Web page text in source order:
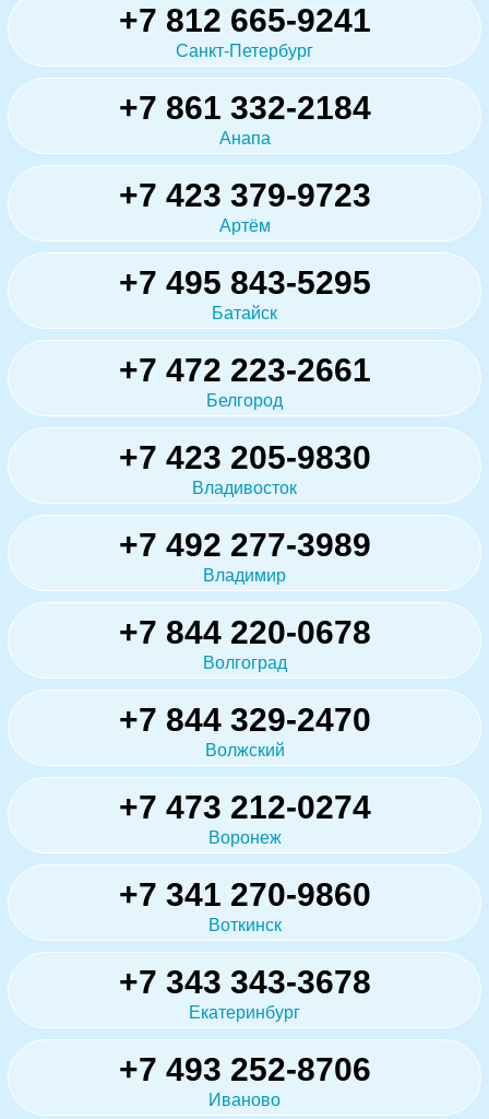
+7 812 665-9241
Санкт-Петербург
+7 861 332-2184
Анапа
+7 423 379-9723
Артём
+7 495 843-5295
Батайск
+7 472 223-2661
Белгород
+7 423 205-9830
Владивосток
+7 492 277-3989
Владимир
+7 844 220-0678
Волгоград
+7 844 329-2470
Волжский
+7 473 212-0274
Воронеж
+7 341 270-9860
Воткинск
+7 343 343-3678
Екатеринбург
+7 493 252-8706
Иваново